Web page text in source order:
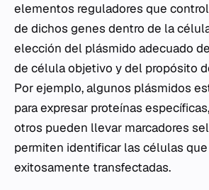
elementos reguladores que
de dichos genes dentro de la
elección del plásmido adecuado
de célula objetivo y del propósito
Por ejemplo, algunos plásmidos
para expresar proteínas
otros pueden llevar marcadores
permiten identificar las células
exitosamente transfectadas.